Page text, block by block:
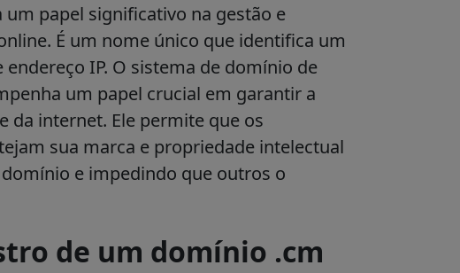
papel significativo na gestão e
É um nome único que identifica um
IP. O sistema de domínio de
um papel crucial em garantir a
da internet. Ele permite que os
sua marca e propriedade intelectual
e impedindo que outros o
de um domínio .cm